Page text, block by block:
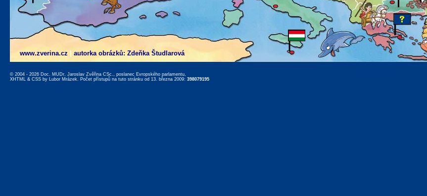
www.zverina.cz autorka obrázků: Zdeňka Študlarová
© 2004 - 2026 Doc. MUDr. Jaroslav Zvěřina CSc., poslanec Evropského parlamentu,
XHTML & CSS by Lubor Mrázek. Počet přístupů na tuto stránku od 13. března 2009: 398079195